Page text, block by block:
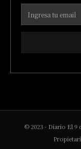
© 2023 - Diario El 9